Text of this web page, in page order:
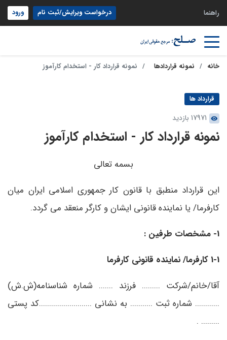
راهنما درخواست ویرایش/ثبت نام ورود
خانه نمونه قراردادها نمونه قرارداد کار - استخدام کارآموز
قرارداد ها
17971 بازدید
نمونه قرارداد کار - استخدام کارآموز
بسمه تعالی
این قرارداد منطبق با قانون کار جمهوری اسلامی ایران میان
کارفرما/ یا نماینده قانونی ایشان و کارگر منعقد می گردد.
1- مشخصات طرفین :
1-1 کارفرما/ نماینده قانونی کارفرما
آقا/خانم/شرکت ......... فرزند ....... شماره شناسنامه(ش.ش)
............ شماره ثبت ........... به نشانی ..........................کد پستی
......... .